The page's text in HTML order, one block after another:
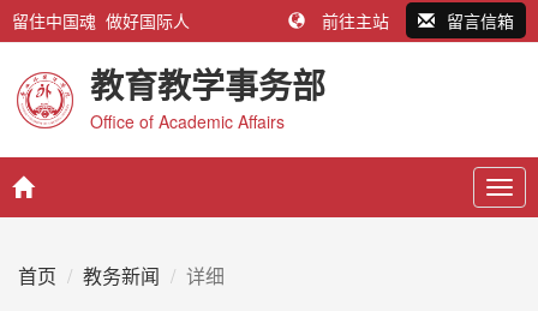
留住中国魂 做好国际人 前往主站 留言信箱
教育教学事务部
Office of Academic Affairs
首页 教务新闻 详细